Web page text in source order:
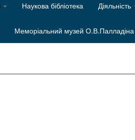
Наукова бібліотека Діяльність
Меморіальний музей О.В.Палладіна